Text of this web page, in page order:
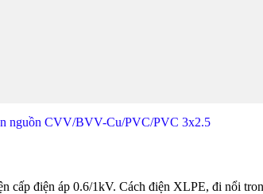
nguồn CVV/BVV-Cu/PVC/PVC 3x2.5
điện áp 0.6/1kV. Cách điện XLPE, đi nổi